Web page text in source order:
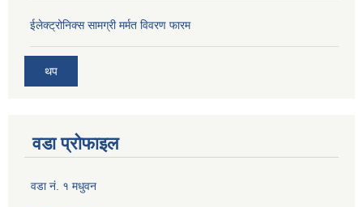
ईलेक्ट्रोनिक्स सामग्री मर्मत विवरण फारम
थप
वडा प्रोफाइल
वडा नं. १ मधुवन